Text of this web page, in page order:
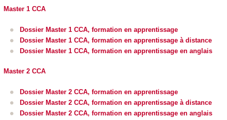
Master 1 CCA
Dossier Master 1 CCA, formation en apprentissage
Dossier Master 1 CCA, formation en apprentissage à distance
Dossier Master 1 CCA, formation en apprentissage en anglais
Master 2 CCA
Dossier Master 2 CCA, formation en apprentissage
Dossier Master 2 CCA, formation en apprentissage à distance
Dossier Master 2 CCA, formation en apprentissage en anglais